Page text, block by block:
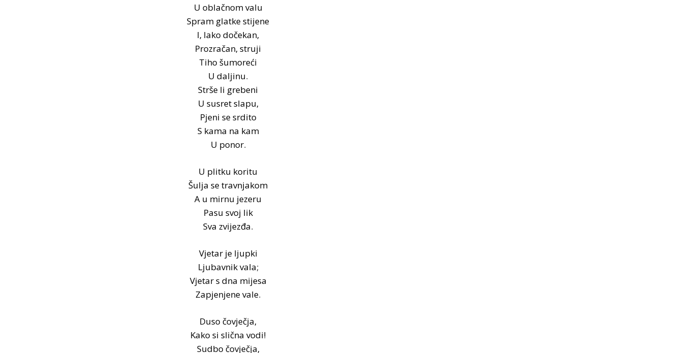
U oblačnom valu
Spram glatke stijene
I, lako dočekan,
Prozračan, struji
Tiho šumoreći
U daljinu.
Strše li grebeni
U susret slapu,
Pjeni se srdito
S kama na kam
U ponor.
U plitku koritu
Šulja se travnjakom
A u mirnu jezeru
Pasu svoj lik
Sva zvijezđa.
Vjetar je ljupki
Ljubavnik vala;
Vjetar s dna mijesa
Zapjenjene vale.
Duso čovječja,
Kako si slična vodi!
Sudbo čovječja,